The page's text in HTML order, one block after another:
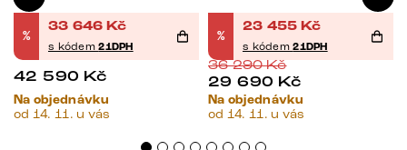
%
33 646 Kč
s kódem21DPH
42 590 Kč
Na objednávku
od 14. 11. u vás
%
23 455 Kč
s kódem21DPH
36 290Kč
29 690 Kč
Na objednávku
od 14. 11. u vás